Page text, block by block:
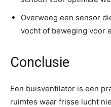
Overweeg een sensor
vocht of beweging voor
Conclusie
Een buisventilator is een
ruimtes waar frisse lucht